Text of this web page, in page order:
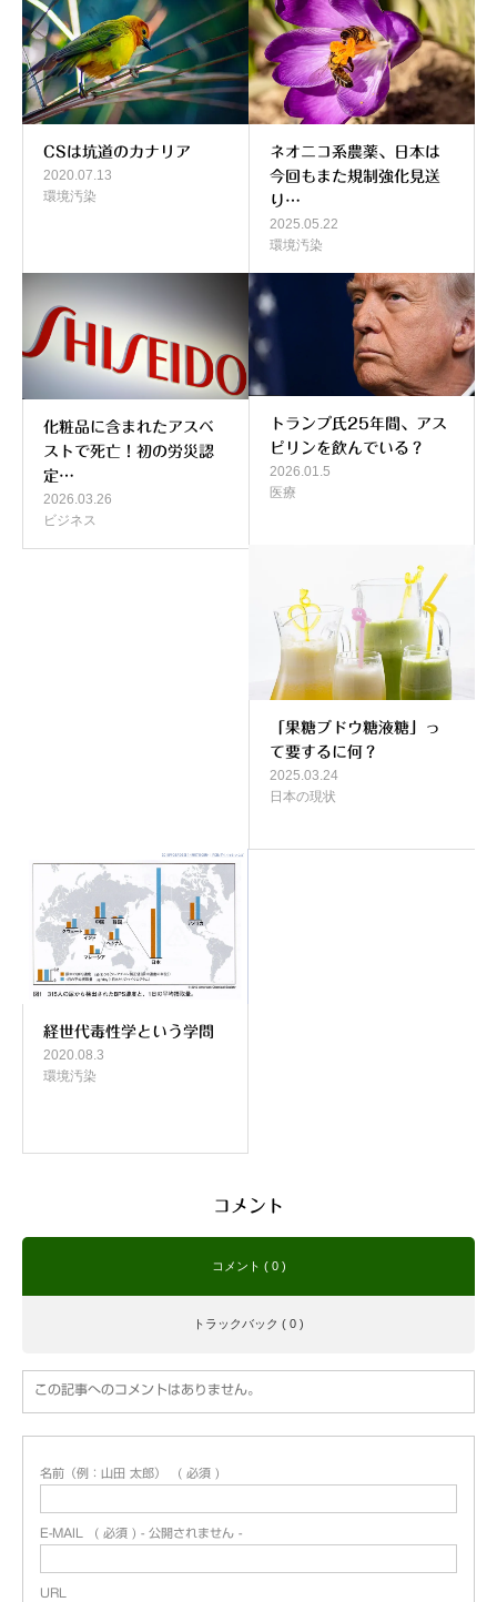
CSは坑道のカナリア
2020.07.13
環境汚染
ネオニコ系農薬、日本は
今回もまた規制強化見送
り…
2025.05.22
環境汚染
化粧品に含まれたアスベ
ストで死亡！初の労災認
定…
2026.03.26
ビジネス
トランプ氏25年間、アス
ピリンを飲んでいる？
2026.01.5
医療
「果糖ブドウ糖液糖」っ
て要するに何？
2025.03.24
日本の現状
経世代毒性学という学問
2020.08.3
環境汚染
コメント
コメント ( 0 )
トラックバック ( 0 )
この記事へのコメントはありません。
名前（例：山田 太郎） ( 必須 )
E-MAIL ( 必須 ) - 公開されません -
URL